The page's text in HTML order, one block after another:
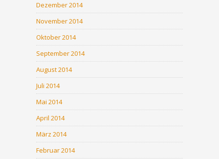
Dezember 2014
November 2014
Oktober 2014
September 2014
August 2014
Juli 2014
Mai 2014
April 2014
März 2014
Februar 2014